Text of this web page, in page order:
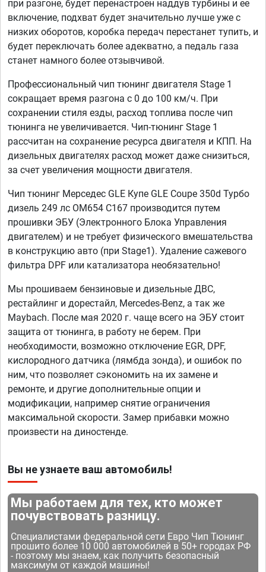
при разгоне, будет перенастроен наддув турбины и ее
включение, подхват будет значительно лучше уже с
низких оборотов, коробка передач перестанет тупить, и
будет переключать более адекватно, а педаль газа
станет намного более отзывчивой.
Профессиональный чип тюнинг двигателя Stage 1
сокращает время разгона с 0 до 100 км/ч. При
сохранении стиля езды, расход топлива после чип
тюнинга не увеличивается. Чип-тюнинг Stage 1
рассчитан на сохранение ресурса двигателя и КПП. На
дизельных двигателях расход может даже снизиться,
за счет увеличения мощности двигателя.
Чип тюнинг Мерседес GLE Купе GLE Coupe 350d Турбо
дизель 249 лс OM654 C167 производится путем
прошивки ЭБУ (Электронного Блока Управления
двигателем) и не требует физического вмешательства
в конструкцию авто (при Stage1). Удаление сажевого
фильтра DPF или катализатора необязательно!
Мы прошиваем бензиновые и дизельные ДВС,
рестайлинг и дорестайл, Mercedes-Benz, а так же
Maybach. После мая 2020 г. чаще всего на ЭБУ стоит
защита от тюнинга, в работу не берем. При
необходимости, возможно отключение EGR, DPF,
кислородного датчика (лямбда зонда), и ошибок по
ним, что позволяет сэкономить на их замене и
ремонте, и другие дополнительные опции и
модификации, например снятие ограничения
максимальной скорости. Замер прибавки можно
произвести на диностенде.
Вы не узнаете ваш автомобиль!
Мы работаем для тех, кто может
почувствовать разницу.
Специалистами федеральной сети Евро Чип Тюнинг
прошито более 10 000 автомобилей в 50+ городах РФ
- поэтому мы знаем, как получить безопасный
максимум от каждой машины!